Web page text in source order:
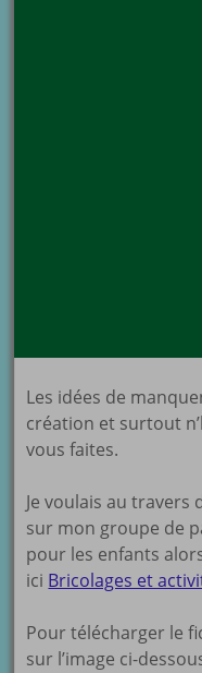
Les idées de
création et surtout
vous faites.
Je voulais au travers
sur mon groupe de
pour les enfants
ici Bricolages et
Pour télécharger le
sur l’image ci-